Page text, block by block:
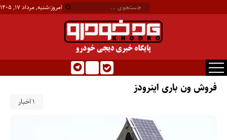
امروز:شنبه, مرداد ۱۷, ۱۴۰۵
فروش ون باری اینرودز
1 اخبار